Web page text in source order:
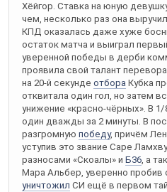
Хёйгор. Ставка на юную
чем, несколько раз она
КПД оказалась даже хуже
остаток матча и выиграл
уверенной победы в дерби
проявила свой талант
на 20-й секунде отбора Кубка
отквитала один гол, но затем
унижение «красно-чёрных». В
один дважды за 2 минуты. В
разгромную победу, причём
уступив это звание Саре
разносами «Скоалы» и Б36, а
Мара Альбер, уверенно пробив
уничтожил СИ ещё в первом